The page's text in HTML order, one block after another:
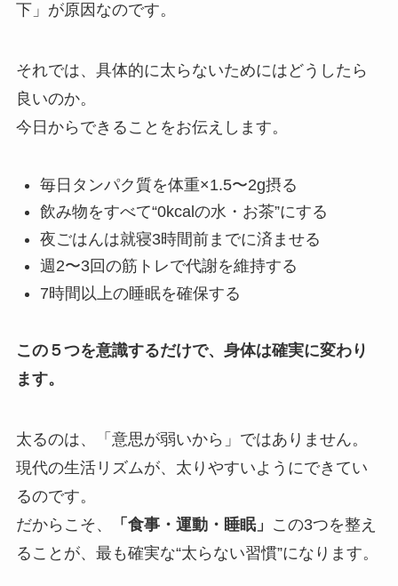
下」が原因なのです。
それでは、具体的に太らないためにはどうしたら
良いのか。
今日からできることをお伝えします。
毎日タンパク質を体重×1.5〜2g摂る
飲み物をすべて“0kcalの水・お茶”にする
夜ごはんは就寝3時間前までに済ませる
週2〜3回の筋トレで代謝を維持する
7時間以上の睡眠を確保する
この５つを意識するだけで、身体は確実に変わり
ます。
太るのは、「意思が弱いから」ではありません。
現代の生活リズムが、太りやすいようにできてい
るのです。
だからこそ、
「食事・運動・睡眠」 この3つを整え
ることが、最も確実な“太らない習慣”になります。